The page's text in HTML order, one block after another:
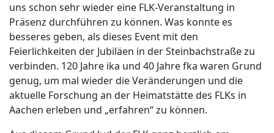
uns schon sehr wieder eine FLK-Veranstaltung in
Präsenz durchführen zu können. Was konnte es
besseres geben, als dieses Event mit den
Feierlichkeiten der Jubiläen in der Steinbachstraße zu
verbinden. 120 Jahre ika und 40 Jahre fka waren Grund
genug, um mal wieder die Veränderungen und die
aktuelle Forschung an der Heimatstätte des FLKs in
Aachen erleben und „erfahren“ zu können.